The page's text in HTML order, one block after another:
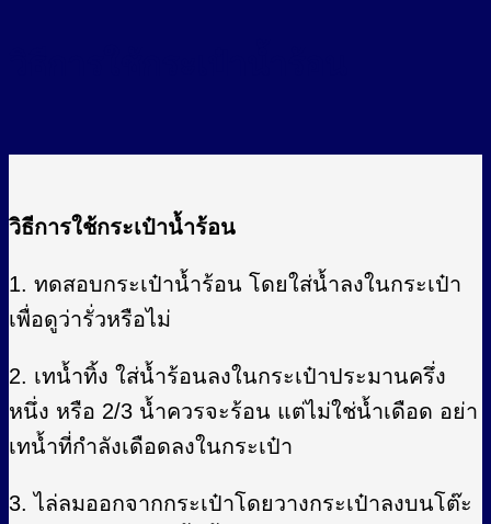
วิธีการใช้กระเป๋าน้ำร้อน
1. ทดสอบกระเป๋าน้ำร้อน โดยใส่น้ำลงในกระเป๋า
เพื่อดูว่ารั่วหรือไม่
2. เทน้ำทิ้ง ใส่น้ำร้อนลงในกระเป๋าประมานครึ่ง
หนึ่ง หรือ 2/3 น้ำควรจะร้อน แต่ไม่ใช่น้ำเดือด อย่า
เทน้ำที่กำลังเดือดลงในกระเป๋า
3. ไล่ลมออกจากกระเป๋าโดยวางกระเป๋าลงบนโต๊ะ